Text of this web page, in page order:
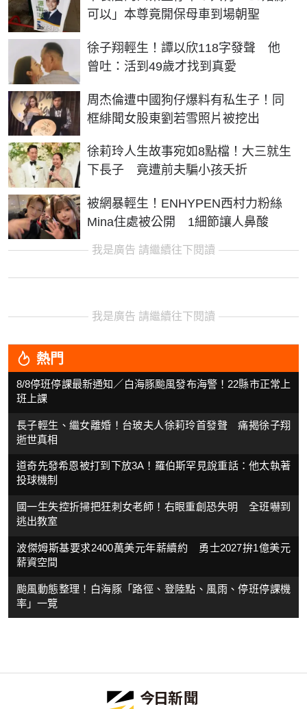
可以」本尊竟開保母車到場朝聖
徐子翔輕生！譚以欣118字發聲 他
曾吐：活到49歲才找到真愛
周杰倫遭中國狗仔爆料有私生子！同
框緋聞女股東劉若雪照片被挖出
徐莉玲人生故事宛如8點檔！大三就生
下長子 竟遭前夫騙小孩夭折
被網暴輕生！ENHYPEN西村力粉絲
Mina住處被公開 1細節讓人鼻酸
我是廣告 請繼續往下閱讀
我是廣告 請繼續往下閱讀
熱門
8/8停班停課最新通知／白海豚颱風發布海警！22縣市正常上
班上課
長子輕生、繼女離婚！台玻夫人徐莉玲首發聲 痛揭徐子翔
逝世真相
道奇先發希恩被打到下放3A！羅伯斯罕見說重話：他太執著
投球機制
國一生失控折掃把狂刺女老師！右眼重創恐失明 全班嚇到
逃出教室
波傑姆斯基要求2400萬美元年薪續約 勇士2027拚1億美元
薪資空間
颱風動態整理！白海豚「路徑、登陸點、風雨、停班停課機
率」一覽